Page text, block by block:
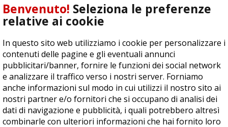
SQUASH.it: Il punto di riferimento quotidiano per tutti gli amanti di questo
magnifico sport. Leggi
Benvenuto! Seleziona le preferenze
relative ai cookie
In questo sito web utilizziamo i cookie per personalizzare i
contenuti delle pagine e gli eventuali annunci
pubblicitari/banner, fornire le funzioni dei social network
e analizzare il traffico verso i nostri server. Forniamo
anche informazioni sul modo in cui utilizzi il nostro sito ai
nostri partner e/o fornitori che si occupano di analisi dei
dati di navigazione e pubblicità, i quali potrebbero altresì
combinarle con ulteriori informazioni che hai fornito loro
ASD Let's Sport - Via T. Olivelli 3, 25014 Castenedolo (BS) - P. Iva:
04278030988
© Copyright 2015 | All Rights Reserved - Powered by DynDevice